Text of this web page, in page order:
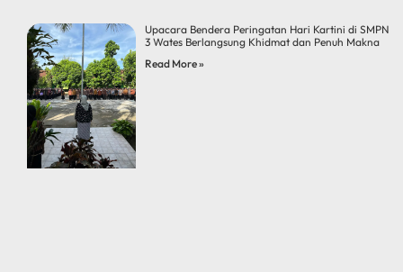
Upacara Bendera Peringatan Hari Kartini di SMPN
3 Wates Berlangsung Khidmat dan Penuh Makna
Read More »